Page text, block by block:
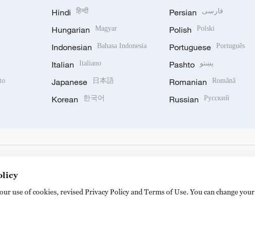
Hindi हिन्दी
Hungarian Magyar
Indonesian Bahasa Indonesia
Italian Italiano
Japanese 日本語
Korean 한국어
Persian فارسی
Polish Polski
Portuguese Português
Pashto پښتو
Romanian Română
Russian Русский
16A Shijingshan Road, Beijing, China. 100040
use of cookies, revised Privacy Policy and Terms of Use. You can change your